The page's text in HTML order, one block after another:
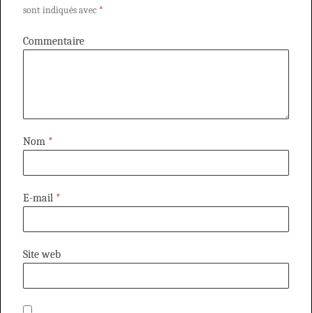
sont indiqués avec *
Commentaire
Nom *
E-mail *
Site web